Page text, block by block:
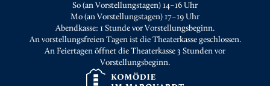
So (an Vorstellungstagen) 14–16 Uhr
Mo (an Vorstellungstagen) 17–19 Uhr
Abendkasse: 1 Stunde vor Vorstellungsbeginn.
An vorstellungsfreien Tagen ist die Theaterkasse geschlossen.
An Feiertagen öffnet die Theaterkasse 3 Stunden vor
Vorstellungsbeginn.